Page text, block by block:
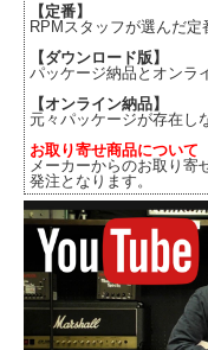
【定番】
RPMスタッフが選んだ定
【ダウンロード版】
パッケージ納品とオンラ
【オンライン納品】
元々パッケージが存在し
お取り寄せ商品について
メーカーからのお取り寄
発注となります。